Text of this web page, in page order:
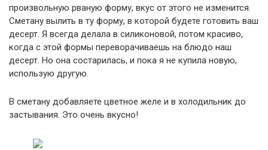
произвольную рваную форму, вкус от этого не изменится.
Сметану вылить в ту форму, в которой будете готовить ваш
десерт. Я всегда делала в силиконовой, потом красиво,
когда с этой формы переворачиваешь на блюдо наш
десерт. Но она состарилась, и пока я не купила новую,
использую другую.
В сметану добавляете цветное желе и в холодильник до
застывания. Это очень вкусно!